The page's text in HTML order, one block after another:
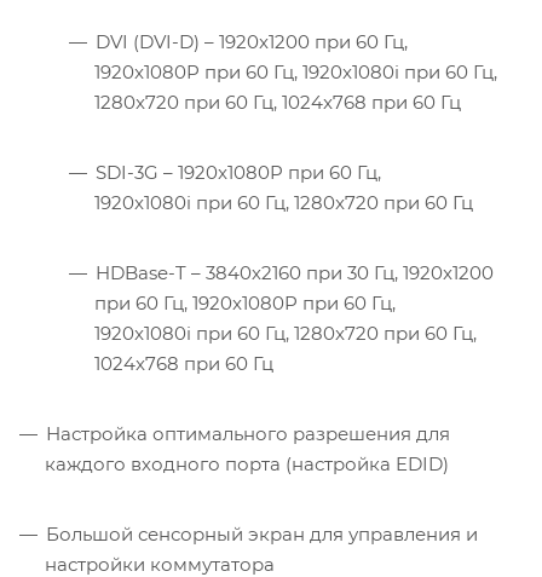
DVI (DVI-D) – 1920x1200 при 60 Гц,
1920x1080P при 60 Гц, 1920x1080i при 60 Гц,
1280x720 при 60 Гц, 1024x768 при 60 Гц
SDI-3G – 1920x1080P при 60 Гц,
1920x1080i при 60 Гц, 1280x720 при 60 Гц
HDBase-T – 3840х2160 при 30 Гц, 1920x1200
при 60 Гц, 1920x1080P при 60 Гц,
1920x1080i при 60 Гц, 1280x720 при 60 Гц,
1024x768 при 60 Гц
Настройка оптимального разрешения для
каждого входного порта (настройка EDID)
Большой сенсорный экран для управления и
настройки коммутатора